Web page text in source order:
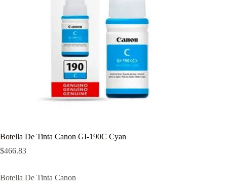
Botella De Tinta Canon GI-190C Cyan
$466.83
Botella De Tinta Canon